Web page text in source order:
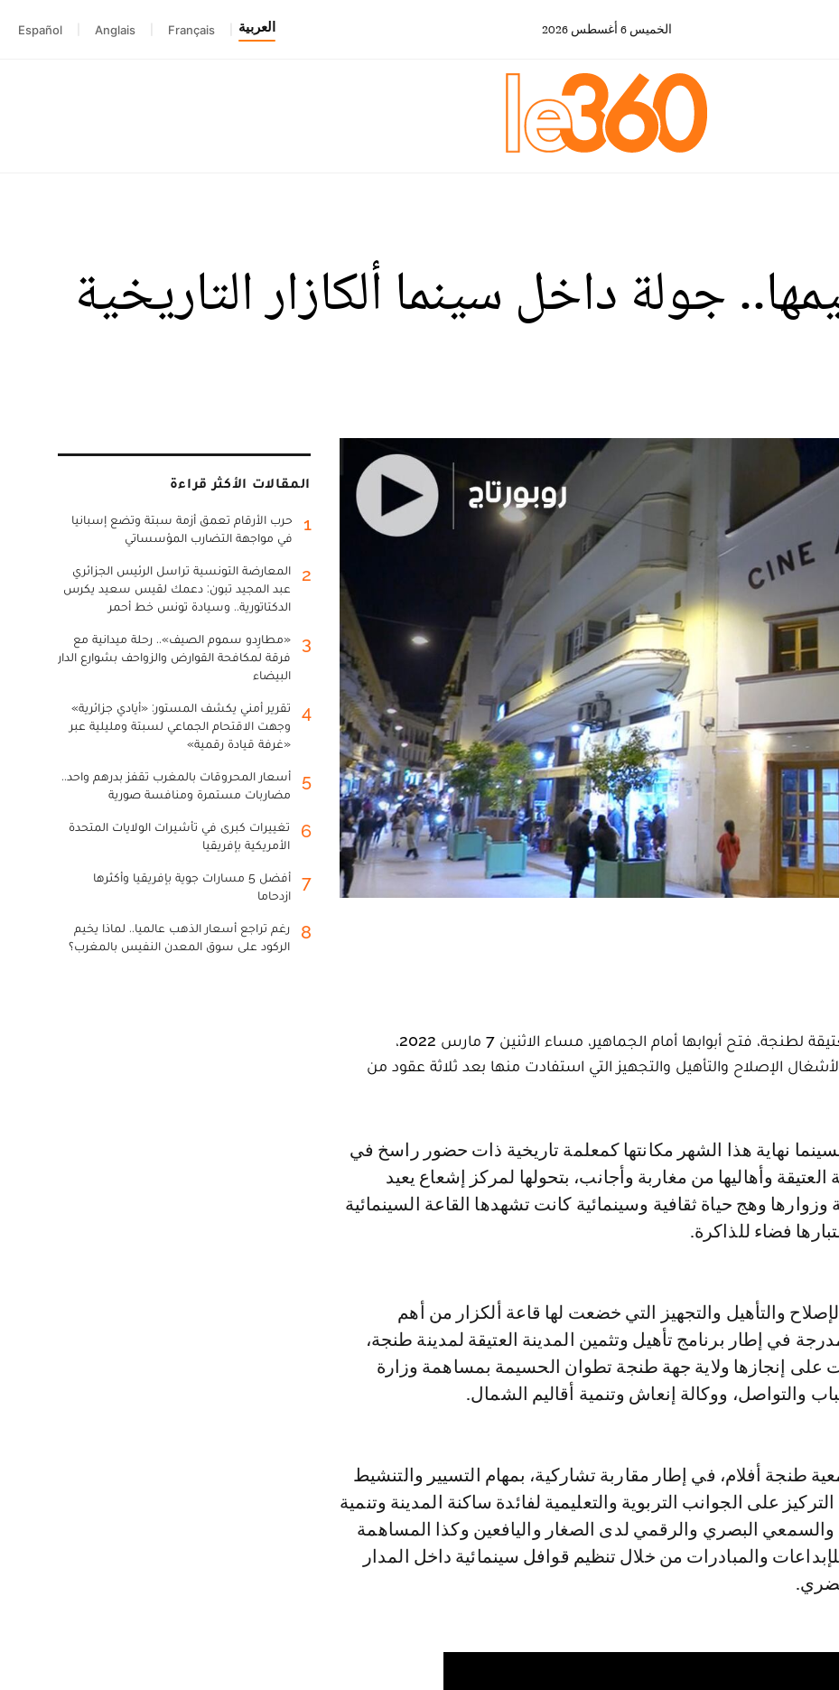
الخميس 6 أغسطس 2026 العربية Français
Anglais
Español
جولة داخل سينما ألكازار التاريخية
أعادت سينما ألكازار التاريخية بالمدينة العتيقة لطنجة، فتح أبوابها أمام الجماهير، مساء الاثنين 7 مارس 2022،
الإصلاح والتأهيل والتجهيز التي استفادت منها بعد ثلاثة عقود من
العتيقة وأهاليها من مغاربة وأجانب، بتحولها لمركز إشعاع يعيد
وهج حياة ثقافية وسينمائية كانت تشهدها القاعة السينمائية
فضاء للذاكرة.
والتأهيل والتجهيز التي خضعت لها قاعة ألكزار من أهم
في إطار برنامج تأهيل وتثمين المدينة العتيقة لمدينة طنجة،
على إنجازها ولاية جهة طنجة تطوان الحسيمة بمساهمة وزارة
والتواصل، ووكالة إنعاش وتنمية أقاليم الشمال.
طنجة أفلام، في إطار مقاربة تشاركية، بمهام التسيير والتنشيط
على الجوانب التربوية والتعليمية لفائدة ساكنة المدينة وتنمية
البصري والرقمي لدى الصغار واليافعين وكذا المساهمة
والمبادرات من خلال تنظيم قوافل سينمائية داخل المدار
المقالات الأكثر قراءة
1
حرب الأرقام تعمق أزمة سبتة وتضع إسبانيا
في مواجهة التضارب المؤسساتي
2
المعارضة التونسية تراسل الرئيس الجزائري
عبد المجيد تبون: دعمك لقيس سعيد يكرس
الدكتاتورية.. وسيادة تونس خط أحمر
3
«مطارِدو سموم الصيف».. رحلة ميدانية مع
فرقة لمكافحة القوارض والزواحف بشوارع الدار
البيضاء
4
تقرير أمني يكشف المستور: «أيادي جزائرية»
وجهت الاقتحام الجماعي لسبتة ومليلية عبر
«غرفة قيادة رقمية»
5
أسعار المحروقات بالمغرب تقفز بدرهم واحد..
مضاربات مستمرة ومنافسة صورية
6
تغييرات كبرى في تأشيرات الولايات المتحدة
الأمريكية بإفريقيا
7
أفضل 5 مسارات جوية بإفريقيا وأكثرها
ازدحاما
8
رغم تراجع أسعار الذهب عالميا.. لماذا يخيم
الركود على سوق المعدن النفيس بالمغرب؟